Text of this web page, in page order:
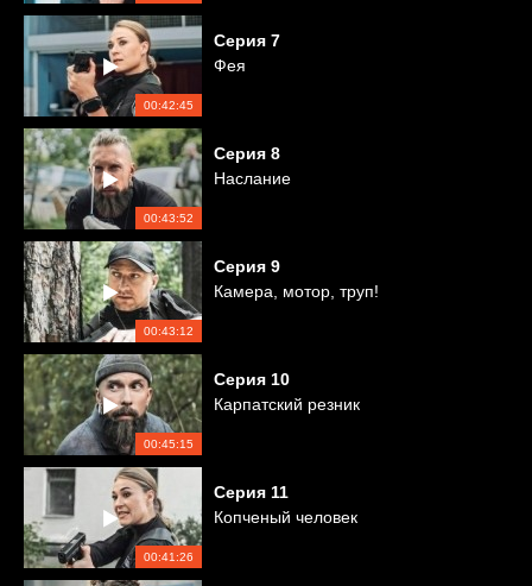
00:42:45
Серия 7
Фея
00:43:52
Серия 8
Наслание
00:43:12
Серия 9
Камера, мотор, труп!
00:45:15
Серия 10
Карпатский резник
00:41:26
Серия 11
Копченый человек